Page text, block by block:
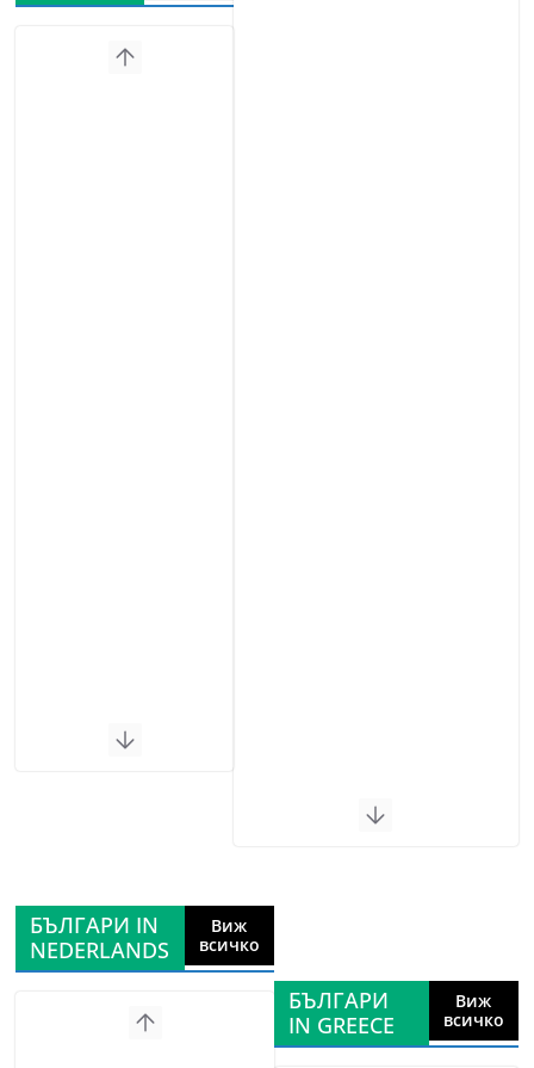
БЪЛГАРИ IN
NEDERLANDS
Виж
всичко
БЪЛГАРИ
IN GREECE
Виж
всичко